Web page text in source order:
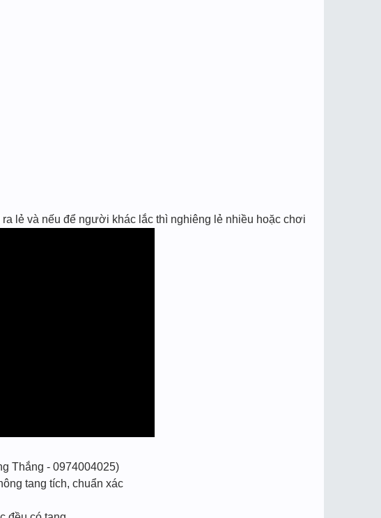
lẻ và nếu để người khác lắc thì nghiêng lẻ nhiều hoặc chơi
Thắng - 0974004025)
tang tích, chuẩn xác